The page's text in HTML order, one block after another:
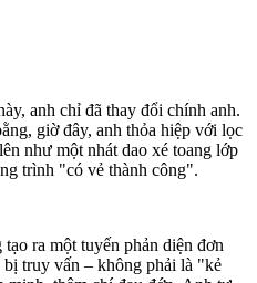
anh chỉ đã thay đổi chính anh.
giờ đây, anh thỏa hiệp với lọc
như một nhát dao xé toang lớp
trình "có vẻ thành công".
ra một tuyến phản diện đơn
truy vấn – không phải là "kẻ